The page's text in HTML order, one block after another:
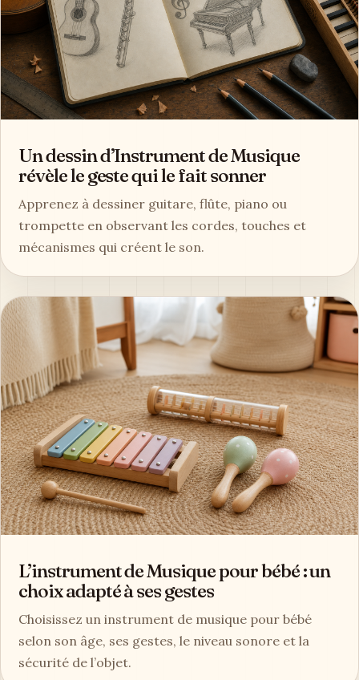
Un dessin d’Instrument de Musique
révèle le geste qui le fait sonner
Apprenez à dessiner guitare, flûte, piano ou
trompette en observant les cordes, touches et
mécanismes qui créent le son.
L’instrument de Musique pour bébé : un
choix adapté à ses gestes
Choisissez un instrument de musique pour bébé
selon son âge, ses gestes, le niveau sonore et la
sécurité de l’objet.